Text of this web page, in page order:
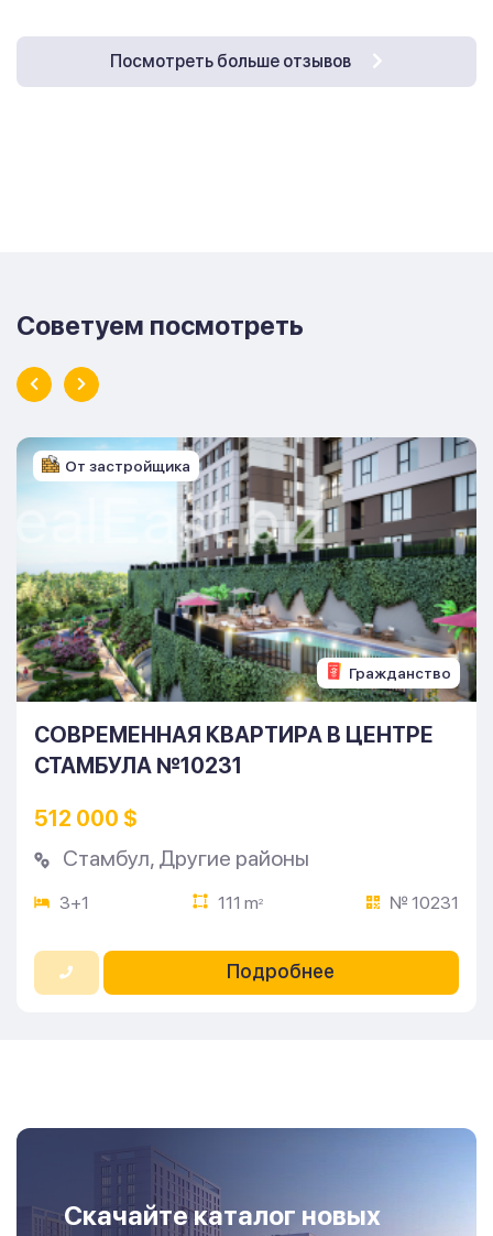
Посмотреть больше отзывов
Советуем посмотреть
Гражданство
От застройщика
СОВРЕМЕННАЯ КВАРТИРА В ЦЕНТРЕ
СТАМБУЛА №10231
512 000 $
Стамбул, Другие районы
3+1 111 m2 № 10231
Подробнее
Скачайте каталог новых